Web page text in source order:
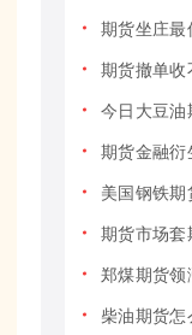
期货坐庄
期货撤单收不
今日大豆油期货
期货金融衍生工具
美国钢铁期货
期货市场套期保值
郑煤期货
柴油期货